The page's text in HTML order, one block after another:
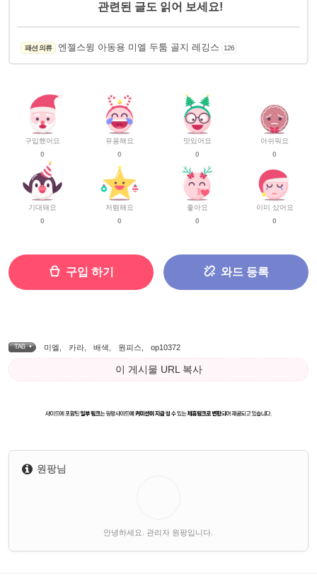
관련된 글도 읽어 보세요!
패션 의류 엔젤스윙 아동용 미엘 두툼 골지 레깅스 126
구입했어요
0
기대돼요
0
유용해요
0
저렴해요
0
맛있어요
0
좋아요
0
아쉬워요
0
이미 샀어요
0
구입 하기 와드 등록
TAG • 미엘 카라 배색 원피스 op10372
이 게시물 URL 복사
원팡님
안녕하세요. 관리자 원팡입니다.